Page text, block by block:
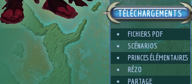
TÉLÉCHARGEMENTS
FICHIERS PDF
SCÉNARIOS
PRINCES ÉLÉMENTAIRES
RÉZO
PARTAGE